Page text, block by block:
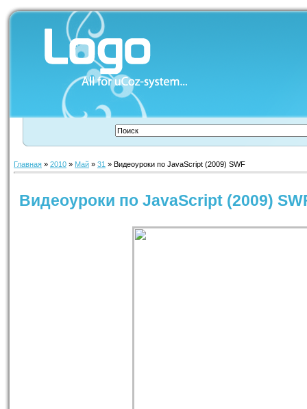
Главная » 2010 » Май » 31 » Видеоуроки по JavaScript (2009) SWF
Видеоуроки по JavaScript (2009)